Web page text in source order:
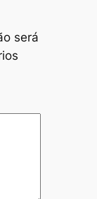
será